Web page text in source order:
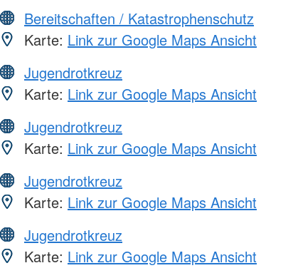
Bereitschaften / Katastrophenschutz
Karte: Link zur Google Maps Ansicht
Jugendrotkreuz
Karte: Link zur Google Maps Ansicht
Jugendrotkreuz
Karte: Link zur Google Maps Ansicht
Jugendrotkreuz
Karte: Link zur Google Maps Ansicht
Jugendrotkreuz
Karte: Link zur Google Maps Ansicht